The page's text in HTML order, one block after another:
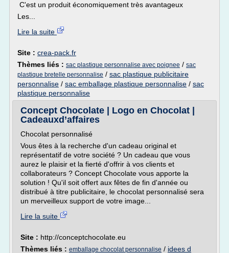
C'est un produit économiquement très avantageux
Les...
Lire la suite
Site : crea-pack.fr
Thèmes liés : sac plastique personnalise avec poignee / sac
plastique bretelle personnalise / sac plastique publicitaire
personnalise / sac emballage plastique personnalise / sac
plastique personnalise
Concept Chocolate | Logo en Chocolat |
Cadeauxd’affaires
Chocolat personnalisé
Vous êtes à la recherche d'un cadeau original et
représentatif de votre société ? Un cadeau que vous
aurez le plaisir et la fierté d'offrir à vos clients et
collaborateurs ? Concept Chocolate vous apporte la
solution ! Qu'il soit offert aux fêtes de fin d'année ou
distribué à titre publicitaire, le chocolat personnalisé sera
un merveilleux support de votre image...
Lire la suite
Site : http://conceptchocolate.eu
Thèmes liés : emballage chocolat personnalise / idees d